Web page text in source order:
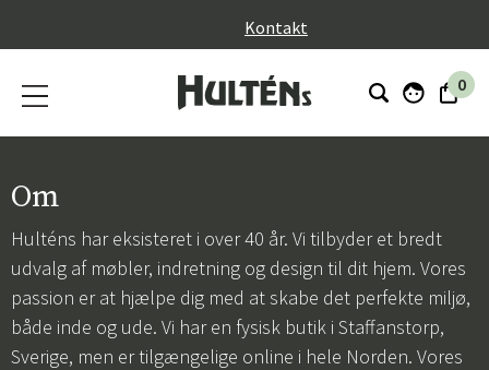
Kontakt
0
Om
Hulténs har eksisteret i over 40 år. Vi tilbyder et bredt
udvalg af møbler, indretning og design til dit hjem. Vores
passion er at hjælpe dig med at skabe det perfekte miljø,
både inde og ude. Vi har en fysisk butik i Staffanstorp,
Sverige, men er tilgængelige online i hele Norden. Vores